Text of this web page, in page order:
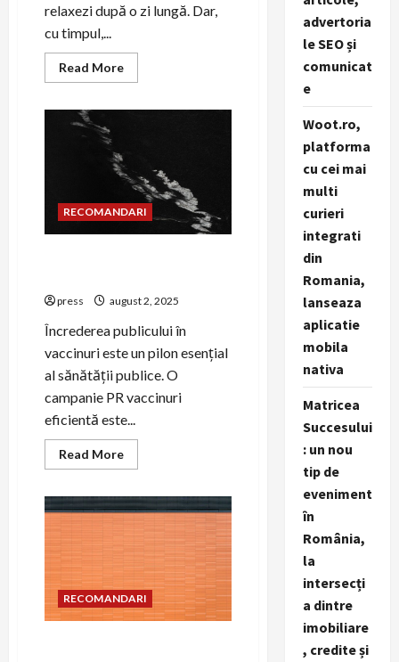
relaxezi după o zi lungă. Dar,
cu timpul,...
Read MoreRead
more
canapele
în
Oradea
RECOMANDARI
press august 2, 2025
Încrederea publicului în
vaccinuri este un pilon esențial
al sănătății publice. O
campanie PR vaccinuri
eficientă este...
Read MoreRead
more
să
creezi
pentru
vaccinuri
RECOMANDARI
advertoria
le SEO și
comunicat
e
Woot.ro,
platforma
cu cei mai
multi
curieri
integrati
din
Romania,
lanseaza
aplicatie
mobila
nativa
Matricea
Succesului
: un nou
tip de
eveniment
în
România,
la
intersecți
a dintre
imobiliare
, credite și